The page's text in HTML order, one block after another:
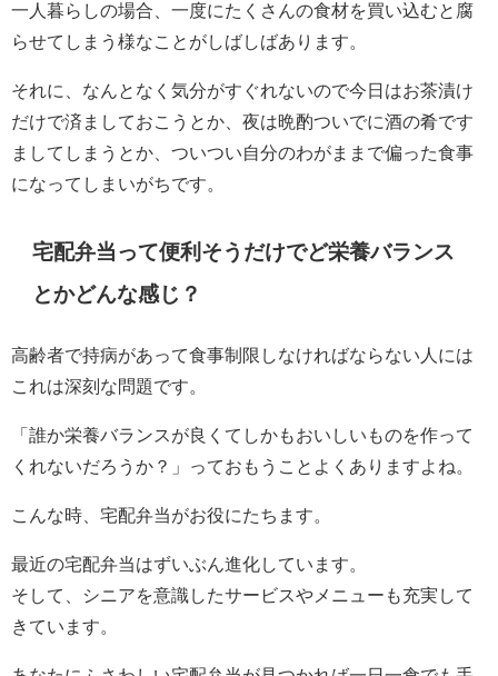
一人暮らしの場合、一度にたくさんの食材を買い込むと腐
らせてしまう様なことがしばしばあります。
それに、なんとなく気分がすぐれないので今日はお茶漬け
だけで済ましておこうとか、夜は晩酌ついでに酒の肴です
ましてしまうとか、ついつい自分のわがままで偏った食事
になってしまいがちです。
宅配弁当って便利そうだけでど栄養バランス
とかどんな感じ？
高齢者で持病があって食事制限しなければならない人には
これは深刻な問題です。
「誰か栄養バランスが良くてしかもおいしいものを作って
くれないだろうか？」っておもうことよくありますよね。
こんな時、宅配弁当がお役にたちます。
最近の宅配弁当はずいぶん進化しています。
そして、シニアを意識したサービスやメニューも充実して
きています。